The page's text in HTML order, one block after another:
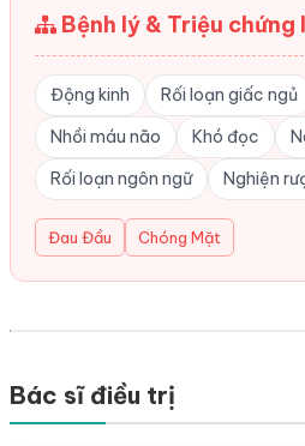
Bệnh lý & Triệu chứng
Động kinh Rối loạn giấc ngủ
Nhồi máu não
Khó đọc
Rối loạn ngôn ngữ
Nghiện
Đau Đầu Chóng Mặt
Bác sĩ điều trị